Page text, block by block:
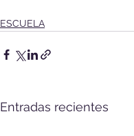
ESCUELA
Entradas recientes